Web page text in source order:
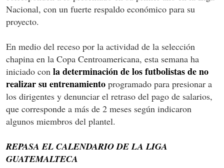
Nacional, con un fuerte respaldo económico para su
proyecto.
En medio del receso por la actividad de la selección
chapina en la Copa Centroamericana, esta semana ha
iniciado con la determinación de los futbolistas de no
realizar su entrenamiento programado para presionar a
los dirigentes y denunciar el retraso del pago de salarios,
que corresponde a más de 2 meses según indicaron
algunos miembros del plantel.
REPASA EL CALENDARIO DE LA LIGA
GUATEMALTECA